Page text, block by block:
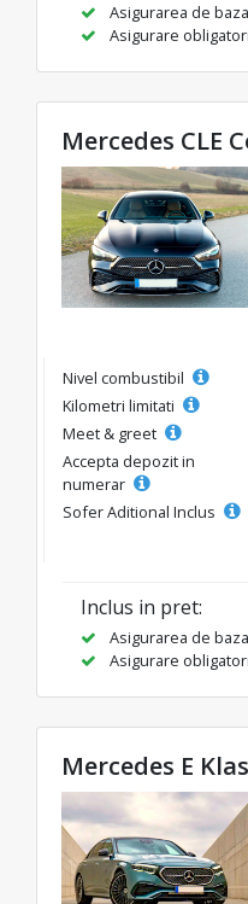
Asigurarea de baza
Asigurare
Mercedes CLE
Nivel combustibil
Kilometri limitati
Meet & greet
Accepta depozit in
numerar
Sofer Aditional Inclus
Inclus in pret:
Asigurarea de baza
Asigurare
Mercedes E